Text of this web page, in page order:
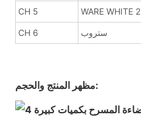
CH 5 WARE WHITE 2
CH 6 ستروب
مظهر المنتج والحجم: